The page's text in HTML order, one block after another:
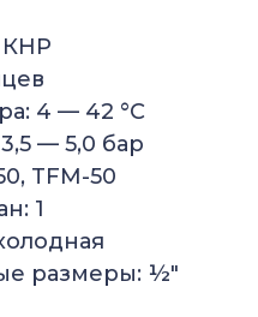
4 — 42 °С
— 5,0 бар
TFM-50
1
размеры: ½″